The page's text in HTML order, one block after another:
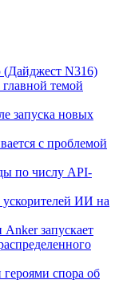
(Дайджест N316)
темой
запуска новых
с проблемой
по числу API-
ИИ на
Anker запускает
героями спора об